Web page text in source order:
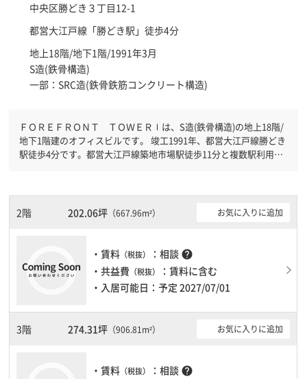
中央区勝どき３丁目12-1
都営大江戸線「勝どき駅 」徒歩4分
地上18階/地下1階/1991年3月
S造(鉄骨構造)
一部：SRC造(鉄骨鉄筋コンクリート構造)
ＦＯＲＥＦＲＯＮＴ ＴＯＷＥＲⅠは、S造(鉄骨構造)の地上18階/
地下1階建のオフィスビルです。 竣工1991年、都営大江戸線勝どき
駅徒歩4分です。都営大江戸線築地市場駅徒歩11分と複数駅利用可
されている方にオススメです。土日・祝日も利用可能になりますの
で自由に出入りが出来ます。駐車場完備なので、車の必要なお客様
には必見です。１フロア２００坪以上ある大規模ビルです。ＥＶが
2階 202.06坪 （667.96m²） お気に入りに追加
・賃料 （税抜） ：相談 help
・共益費 （税抜）
：賃料に含む
・入居可能日：予定 2027/07/01
3階 274.31坪 （906.81m²） お気に入りに追加
・賃料 （税抜） ：相談 help